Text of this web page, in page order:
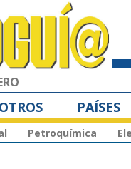
PAÍSES
Petroquímica